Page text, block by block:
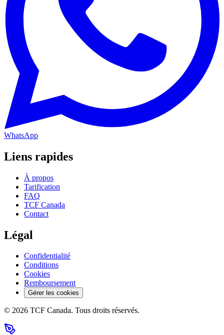
WhatsApp
Liens rapides
À propos
Tarification
FAQ
TCF Canada
Contact
Légal
Confidentialité
Conditions
Cookies
Remboursement
Gérer les cookies
© 2026 TCF Canada. Tous droits réservés.